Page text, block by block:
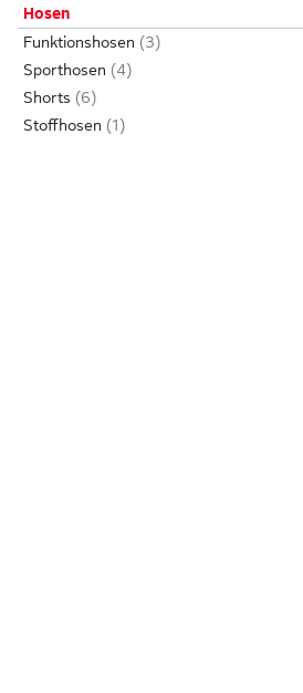
Hosen
Funktionshosen
Sporthosen
Shorts
Stoffhosen